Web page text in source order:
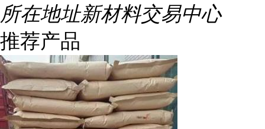
所在地址新材料交易中心
推荐产品